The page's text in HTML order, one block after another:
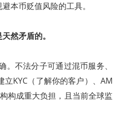
本币贬值风险的工具。
然矛盾的。
不法分子可通过混币服务、
KYC（了解你的客户）、AM
构成重大负担，且当前全球监